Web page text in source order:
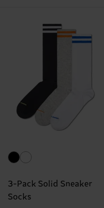
3-Pack Solid Sneaker
Socks